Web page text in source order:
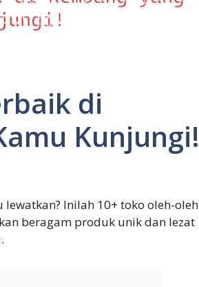
di
Kunjungi!
Inilah 10+ toko oleh-oleh
beragam produk unik dan lezat